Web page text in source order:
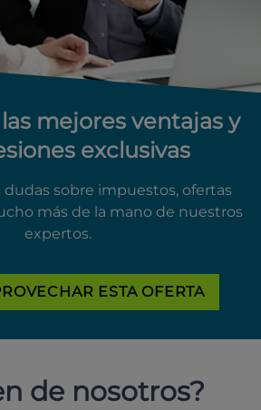
mejores ventajas y
exclusivas
dudas sobre impuestos, ofertas
más de la mano de nuestros
expertos.
ESTA OFERTA
de nosotros?